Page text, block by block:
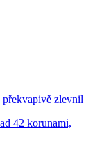
zlevnil
42 korunami,